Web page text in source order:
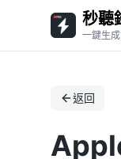
秒聽
一鍵生
返回